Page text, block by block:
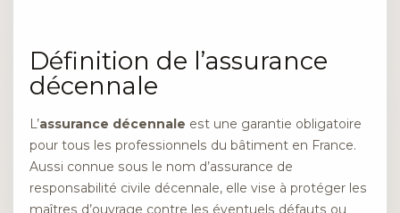
Définition de l’assurance
décennale
L’assurance décennale est une garantie obligatoire
pour tous les professionnels du bâtiment en France.
Aussi connue sous le nom d’assurance de
responsabilité civile décennale, elle vise à protéger les
maîtres d’ouvrage contre les éventuels défauts ou